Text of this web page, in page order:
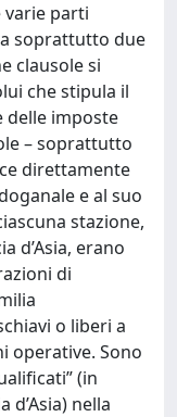
varie parti
soprattutto due
clausole si
che stipula il
delle imposte
– soprattutto
direttamente
e al suo
stazione,
d’Asia, erano
di
o liberi a
operative. Sono
(in
d’Asia) nella